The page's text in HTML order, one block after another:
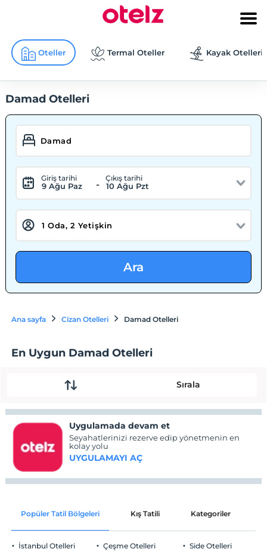
Oteller Termal Oteller Kayak Otelleri
Damad Otelleri
Giriş tarihi
9 Ağu Paz -
Çıkış tarihi
10 Ağu Pzt
Ara
Ana sayfa Cizan Otelleri Damad Otelleri
En Uygun Damad Otelleri
Sırala
Uygulamada devam et
Seyahatlerinizi rezerve edip yönetmenin en
kolay yolu
UYGULAMAYI AÇ
Popüler Tatil Bölgeleri Kış Tatili Kategoriler
İstanbul Otelleri Çeşme Otelleri Side Otelleri